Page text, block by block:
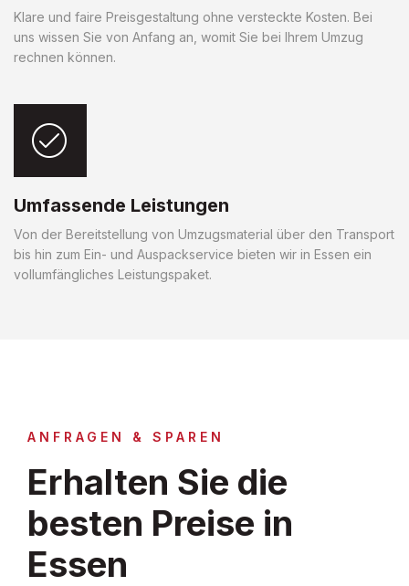
Klare und faire Preisgestaltung ohne versteckte Kosten. Bei
uns wissen Sie von Anfang an, womit Sie bei Ihrem Umzug
rechnen können.
Umfassende Leistungen
Von der Bereitstellung von Umzugsmaterial über den Transport
bis hin zum Ein- und Auspackservice bieten wir in Essen ein
vollumfängliches Leistungspaket.
ANFRAGEN & SPAREN
Erhalten Sie die
besten Preise in
Essen